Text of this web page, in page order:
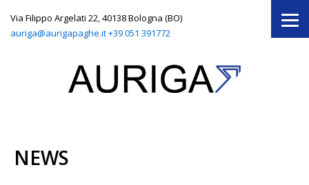
Via Filippo Argelati 22, 40138 Bologna (BO)
auriga@aurigapaghe.it+39 051 391772
NEWS